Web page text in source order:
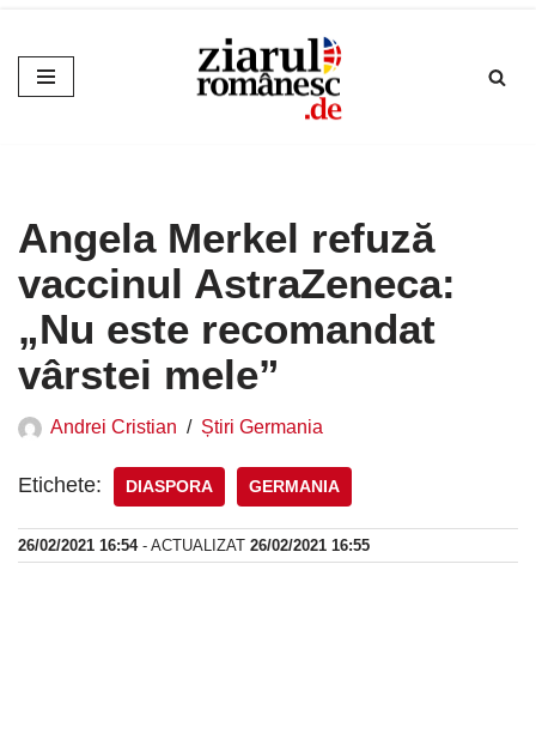
Sari
la
Angela Merkel refuză
vaccinul AstraZeneca:
„Nu este recomandat
vârstei mele”
Andrei Cristian Știri Germania
Etichete: DIASPORA GERMANIA
26/02/2021 16:54- ACTUALIZAT 26/02/2021 16:55